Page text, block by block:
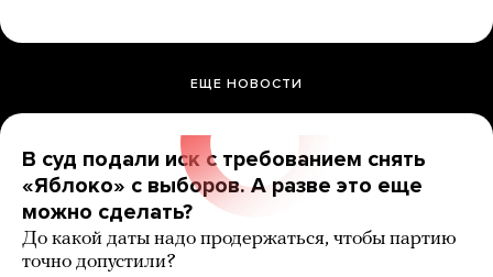
ЕЩЕ НОВОСТИ
В суд подали иск с требованием снять
«Яблоко» с выборов. А разве это еще
можно сделать?
До какой даты надо продержаться, чтобы партию
точно допустили?